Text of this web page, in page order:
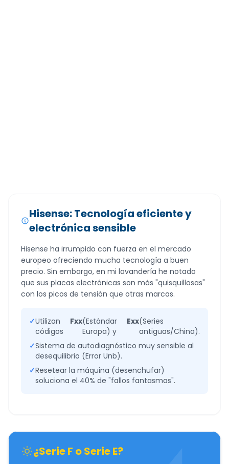
Hisense: Tecnología eficiente y
electrónica sensible
Hisense ha irrumpido con fuerza en el mercado
europeo ofreciendo mucha tecnología a buen
precio. Sin embargo, en mi lavandería he notado
que sus placas electrónicas son más "quisquillosas"
con los picos de tensión que otras marcas.
✓Utilizan
códigos
Fxx(Estándar
Europa) y
Exx(Series
antiguas/China).
✓Sistema de autodiagnóstico muy sensible al
desequilibrio (Error Unb).
✓Resetear la máquina (desenchufar)
soluciona el 40% de "fallos fantasmas".
¿Serie F o Serie E?